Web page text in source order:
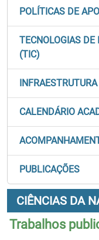
POLÍTICAS DE
TECNOLOGIAS DE
(TIC)
CALENDÁRIO
PUBLICAÇÕES
CIÊNCIAS DA
Trabalhos